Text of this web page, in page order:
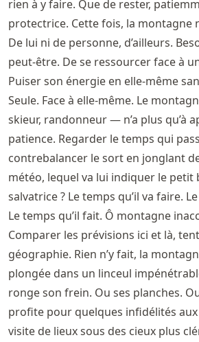
rien à y faire. Que de rester,
protectrice. Cette fois, la montagne
De lui ni de personne, d’ailleurs.
peut-être. De se ressourcer face à
Puiser son énergie en elle-même
Seule. Face à elle-même. Le
skieur, randonneur — n’a plus qu’à
patience. Regarder le temps qui
contrebalancer le sort en jonglant
météo, lequel va lui indiquer le petit
salvatrice ? Le temps qu’il va faire.
Le temps qu’il fait. Ô montagne
Comparer les prévisions ici et là,
géographie. Rien n’y fait, la
plongée dans un linceul
ronge son frein. Ou ses planches.
profite pour quelques infidélités
visite de lieux sous des cieux plus